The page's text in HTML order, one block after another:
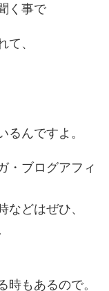
く事で
て、
んですよ。
・ブログアフィ
どはぜひ、
もあるので。